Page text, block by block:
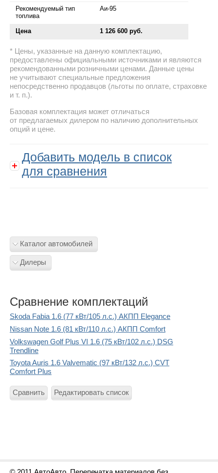
Рекомендуемый тип
топлива
Аи-95
Цена 1 126 600 руб.
Цены, указанные на данную комплектацию,
предоставлены официальными источниками и являются
рекомендованными розничными ценами. Данные цены
не учитывают специальные предложения
непосредственно продавцов (льготы по оплате, страховке
и т. п.).
Базовая комплектация может отличаться
от предлагаемых дилером по наличию дополнительных
опций и цене.
Добавить модель в список
для сравнения
Каталог автомобилей
Дилеры
Сравнение комплектаций
Skoda Fabia 1.6 (77 кВт/105 л.с.) АКПП Elegance
Nissan Note 1.6 (81 кВт/110 л.с.) АКПП Comfort
Volkswagen Golf Plus VI 1.6 (75 кВт/102 л.с.) DSG
Trendline
Toyota Auris 1.6 Valvematic (97 кВт/132 л.с.) CVT
Comfort Plus
Сравнить Редактировать список